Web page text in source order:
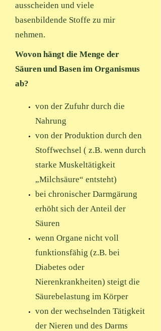
ausscheiden und viele
basenbildende Stoffe zu mir
nehmen.
Wovon hängt die Menge der
Säuren und Basen im Organismus
ab?
von der Zufuhr durch die
Nahrung
von der Produktion durch den
Stoffwechsel ( z.B. wenn durch
starke Muskeltätigkeit
„Milchsäure“ entsteht)
bei chronischer Darmgärung
erhöht sich der Anteil der
Säuren
wenn Organe nicht voll
funktionsfähig (z.B. bei
Diabetes oder
Nierenkrankheiten) steigt die
Säurebelastung im Körper
von der wechselnden Tätigkeit
der Nieren und des Darms